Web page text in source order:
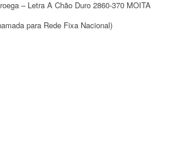
– Letra A Chão Duro 2860-370 MOITA
para Rede Fixa Nacional)